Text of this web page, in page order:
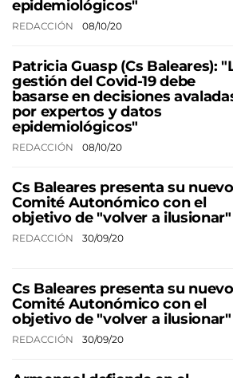
epidemiológicos"
REDACCIÓN 08/10/20
Patricia Guasp (Cs Baleares):
gestión del Covid-19 debe
basarse en decisiones
por expertos y datos
epidemiológicos"
REDACCIÓN 08/10/20
Cs Baleares presenta su nuevo
Comité Autonómico con el
objetivo de "volver a ilusionar"
REDACCIÓN 30/09/20
Cs Baleares presenta su nuevo
Comité Autonómico con el
objetivo de "volver a ilusionar"
REDACCIÓN 30/09/20